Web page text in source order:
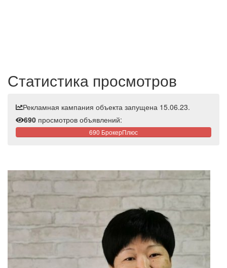
Статистика просмотров
Рекламная кампания объекта запущена 15.06.23.
690 просмотров объявлений:
690 БрокерПлюс